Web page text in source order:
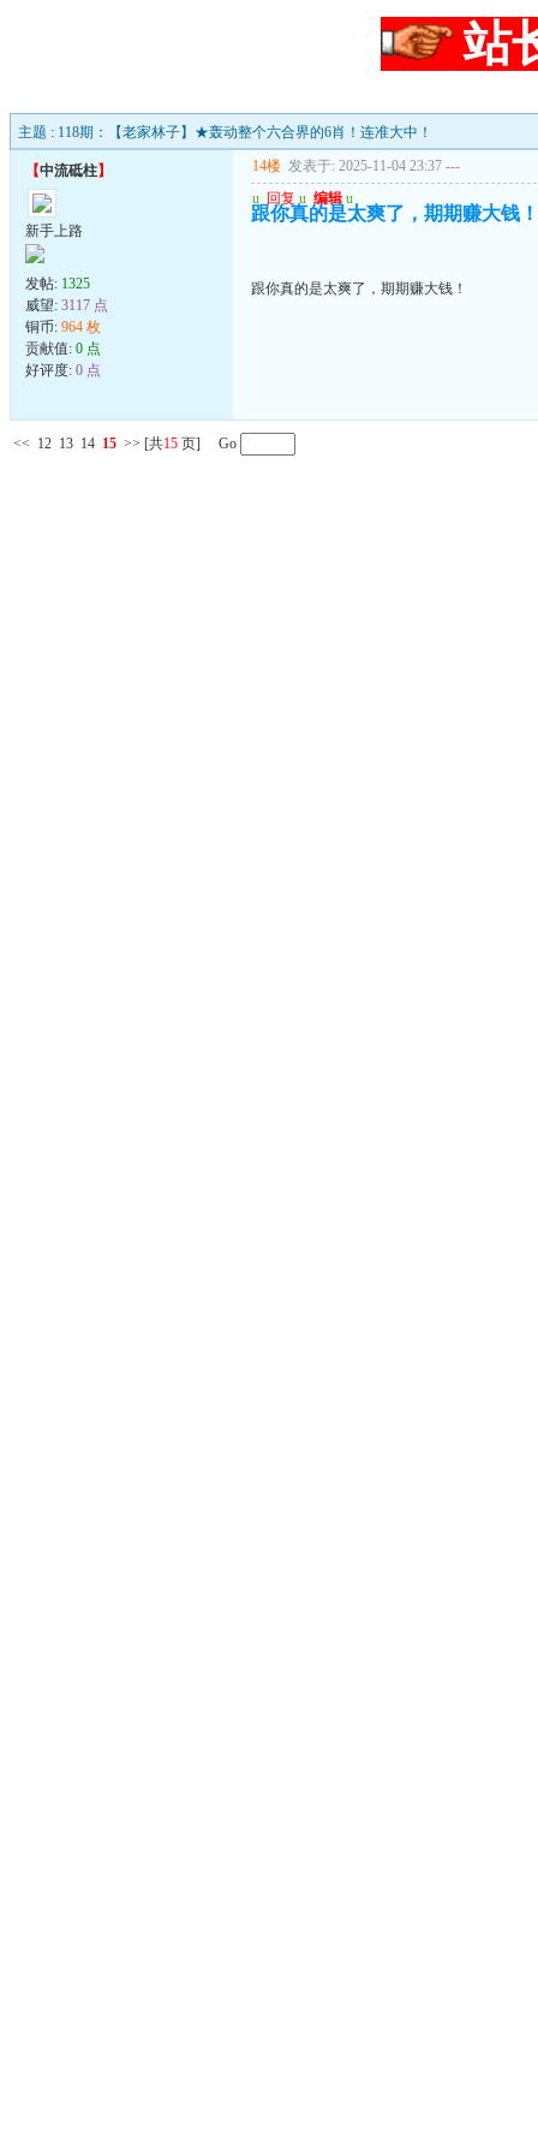
站
主题 : 118期：【老家林子】★轰动整个六合界的6肖！连准大中！
【中流砥柱】
新手上路
发帖: 1325
威望: 3117 点
铜币: 964 枚
贡献值: 0 点
好评度: 0 点
14楼 发表于: 2025-11-04 23:37 ---
u 回复 u 编辑 u
跟你真的是太爽了，期期赚大钱！
跟你真的是太爽了，期期赚大钱！
<< 12 13 14 15 >> [共15 页] Go